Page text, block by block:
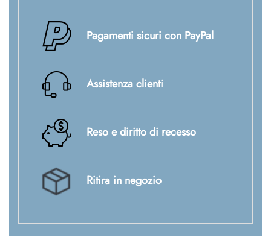
Pagamenti sicuri con PayPal
Assistenza clienti
Reso e diritto di recesso
Ritira in negozio